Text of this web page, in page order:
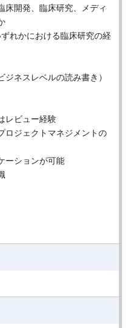
床開発、臨床研究、メディ
れかにおける臨床研究の経
ジネスレベルの読み書き）
レビュー経験
ロジェクトマネジメントの
ーションが可能